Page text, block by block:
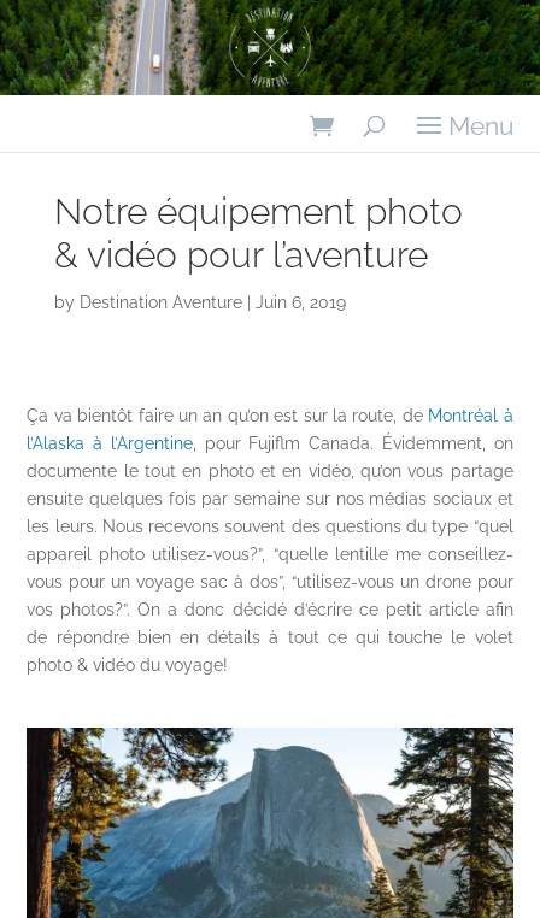
Notre équipement photo
& vidéo pour l’aventure
by Destination Aventure Juin 6, 2019
Ça va bientôt faire un an qu’on est sur la route, de Montréal à
l’Alaska à l’Argentine, pour Fujiflm Canada. Évidemment, on
documente le tout en photo et en vidéo, qu’on vous partage
ensuite quelques fois par semaine sur nos médias sociaux et
les leurs. Nous recevons souvent des questions du type “quel
appareil photo utilisez-vous?”, “quelle lentille me conseillez-
vous pour un voyage sac à dos”, “utilisez-vous un drone pour
vos photos?”. On a donc décidé d’écrire ce petit article afin
de répondre bien en détails à tout ce qui touche le volet
photo & vidéo du voyage!